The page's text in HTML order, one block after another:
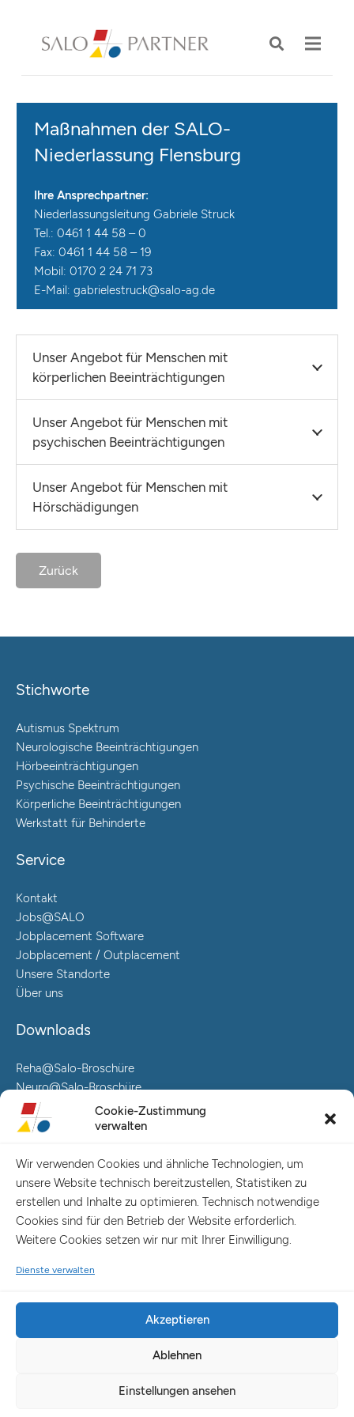
Cookie-Zustimmung
verwalten
Wir verwenden Cookies und ähnliche Technologien, um
unsere Website technisch bereitzustellen, Statistiken zu
erstellen und Inhalte zu optimieren. Technisch notwendige
Cookies sind für den Betrieb der Website erforderlich.
Weitere Cookies setzen wir nur mit Ihrer Einwilligung.
Dienste verwalten
Akzeptieren
Ablehnen
Einstellungen ansehen
Maßnahmen der SALO-
Niederlassung Flensburg
Ihre Ansprechpartner:
Niederlassungsleitung Gabriele Struck
Tel.: 0461 1 44 58 – 0
Fax: 0461 1 44 58 – 19
Mobil: 0170 2 24 71 73
E-Mail: gabrielestruck@salo-ag.de
Unser Angebot für Menschen mit
körperlichen Beeinträchtigungen
Unser Angebot für Menschen mit
psychischen Beeinträchtigungen
Unser Angebot für Menschen mit
Hörschädigungen
Zurück
Stichworte
Autismus Spektrum
Neurologische Beeinträchtigungen
Hörbeeinträchtigungen
Psychische Beeinträchtigungen
Körperliche Beeinträchtigungen
Werkstatt für Behinderte
Service
Kontakt
Jobs@SALO
Jobplacement Software
Jobplacement / Outplacement
Unsere Standorte
Über uns
Downloads
Reha@Salo-Broschüre
Neuro@Salo-Broschüre
AuReA@Salo-Broschüre
Spaldingstraße 57-59 / Rosenallee 6-8
20097 Hamburg
Telefon: +49 (0) 40 23916 – 0
E-Mail:info@salo-ag.de
© Copyright 2025 Salo Holding AG